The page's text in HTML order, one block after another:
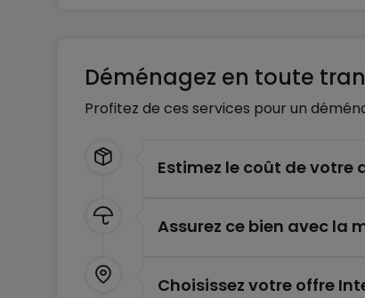
Déménagez en toute
Profitez de ces services pour un
Estimez le coût de votre
Assurez ce bien avec la
Choisissez votre offre